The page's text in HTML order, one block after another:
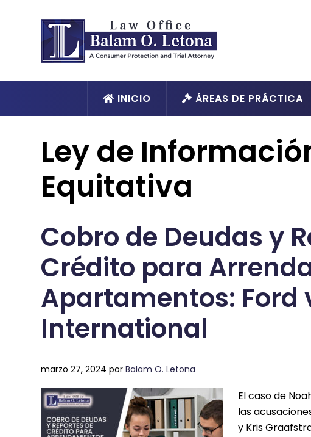
INICIO ÁREAS DE PRÁCTICA
Ley de
Equitativa
Cobro de Deudas y
Crédito para
Apartamentos: Ford
International
marzo 27, 2024 porBalam O. Letona
El caso de
las
y Kris